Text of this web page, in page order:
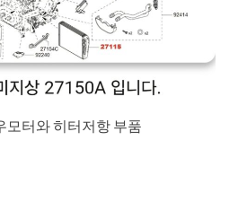
모터와 히터저항 부품